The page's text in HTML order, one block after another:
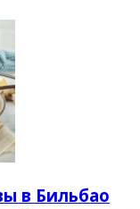
в Бильбао